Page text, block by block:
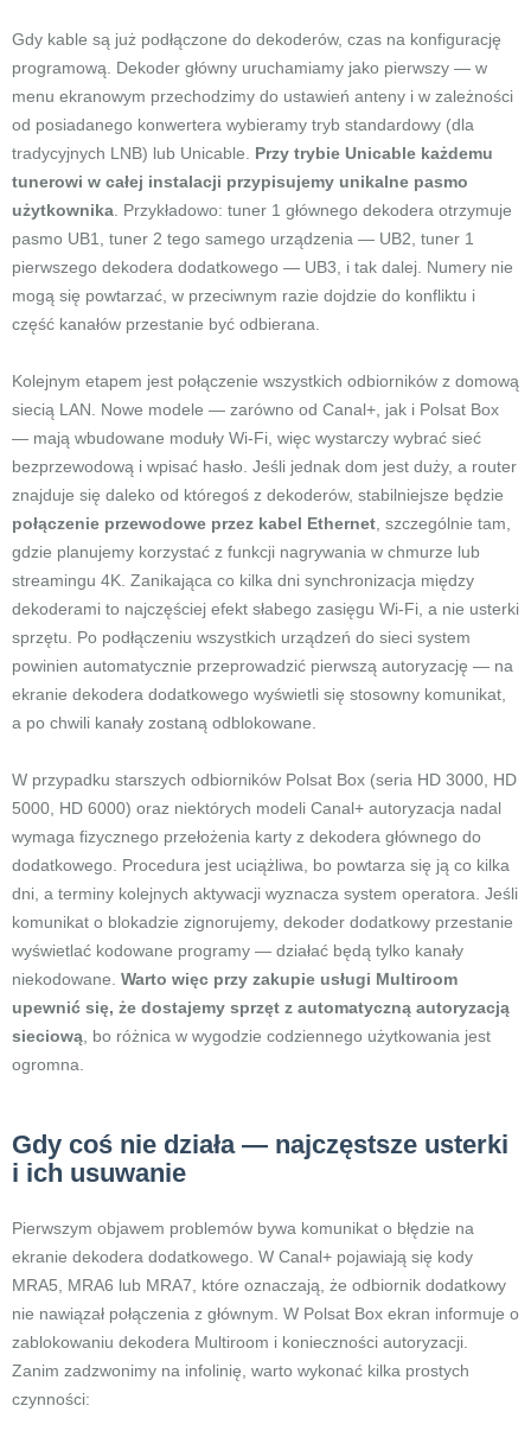
Gdy kable są już podłączone do dekoderów, czas na konfigurację
programową. Dekoder główny uruchamiamy jako pierwszy — w
menu ekranowym przechodzimy do ustawień anteny i w zależności
od posiadanego konwertera wybieramy tryb standardowy (dla
tradycyjnych LNB) lub Unicable. Przy trybie Unicable każdemu
tunerowi w całej instalacji przypisujemy unikalne pasmo
użytkownika . Przykładowo: tuner 1 głównego dekodera otrzymuje
pasmo UB1, tuner 2 tego samego urządzenia — UB2, tuner 1
pierwszego dekodera dodatkowego — UB3, i tak dalej. Numery nie
mogą się powtarzać, w przeciwnym razie dojdzie do konfliktu i
część kanałów przestanie być odbierana.
Kolejnym etapem jest połączenie wszystkich odbiorników z domową
siecią LAN. Nowe modele — zarówno od Canal+, jak i Polsat Box
— mają wbudowane moduły Wi-Fi, więc wystarczy wybrać sieć
bezprzewodową i wpisać hasło. Jeśli jednak dom jest duży, a router
znajduje się daleko od któregoś z dekoderów, stabilniejsze będzie
połączenie przewodowe przez kabel Ethernet , szczególnie tam,
gdzie planujemy korzystać z funkcji nagrywania w chmurze lub
streamingu 4K. Zanikająca co kilka dni synchronizacja między
dekoderami to najczęściej efekt słabego zasięgu Wi-Fi, a nie usterki
sprzętu. Po podłączeniu wszystkich urządzeń do sieci system
powinien automatycznie przeprowadzić pierwszą autoryzację — na
ekranie dekodera dodatkowego wyświetli się stosowny komunikat,
a po chwili kanały zostaną odblokowane.
W przypadku starszych odbiorników Polsat Box (seria HD 3000, HD
5000, HD 6000) oraz niektórych modeli Canal+ autoryzacja nadal
wymaga fizycznego przełożenia karty z dekodera głównego do
dodatkowego. Procedura jest uciążliwa, bo powtarza się ją co kilka
dni, a terminy kolejnych aktywacji wyznacza system operatora. Jeśli
komunikat o blokadzie zignorujemy, dekoder dodatkowy przestanie
wyświetlać kodowane programy — działać będą tylko kanały
niekodowane. Warto więc przy zakupie usługi Multiroom
upewnić się, że dostajemy sprzęt z automatyczną autoryzacją
sieciową , bo różnica w wygodzie codziennego użytkowania jest
ogromna.
Gdy coś nie działa — najczęstsze usterki
i ich usuwanie
Pierwszym objawem problemów bywa komunikat o błędzie na
ekranie dekodera dodatkowego. W Canal+ pojawiają się kody
MRA5, MRA6 lub MRA7, które oznaczają, że odbiornik dodatkowy
nie nawiązał połączenia z głównym. W Polsat Box ekran informuje o
zablokowaniu dekodera Multiroom i konieczności autoryzacji.
Zanim zadzwonimy na infolinię, warto wykonać kilka prostych
czynności: